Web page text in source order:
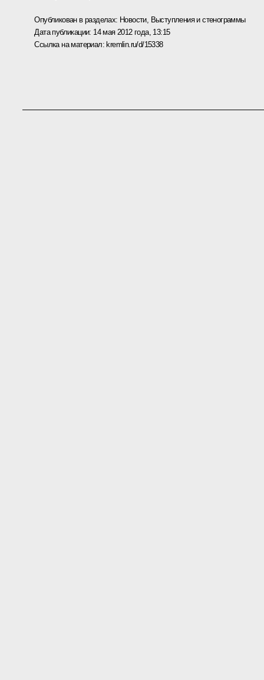
Опубликован в разделах: Новости, Выступления и стенограммы
Дата публикации: 14 мая 2012 года, 13:15
Ссылка на материал: kremlin.ru/d/15338